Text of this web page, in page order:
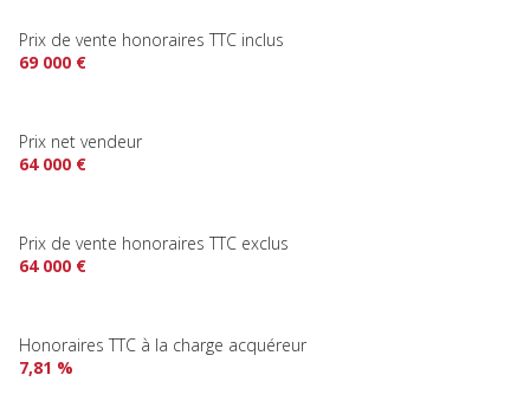
Prix de vente honoraires TTC inclus
69 000 €
Prix net vendeur
64 000 €
Prix de vente honoraires TTC exclus
64 000 €
Honoraires TTC à la charge acquéreur
7,81 %